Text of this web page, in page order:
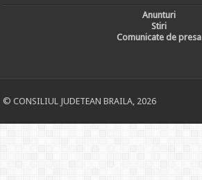
Anunturi
Stiri
Comunicate de presa
© CONSILIUL JUDETEAN BRAILA, 2026